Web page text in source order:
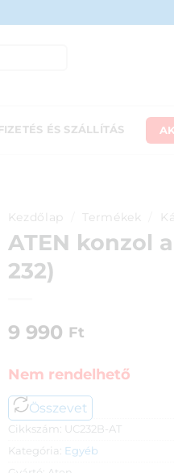
ÉS SZÁLLÍTÁS
Kezdőlap Termékek
ATEN konzol
232)
9 990 Ft
Nem rendelhető
Összevet
Cikkszám: UC232B-AT
Kategória: Egyéb